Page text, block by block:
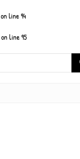
on line94
on line95